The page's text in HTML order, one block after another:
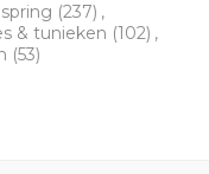
spring (237) ,
& tunieken (102) ,
(53)